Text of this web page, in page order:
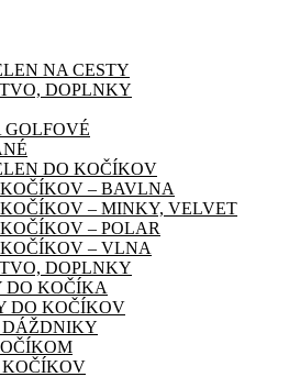
NA CESTY
DOPLNKY
GOLFOVÉ
DO KOČÍKOV
– BAVLNA
– MINKY, VELVET
– POLAR
– VLNA
DOPLNKY
KOČÍKA
DO KOČÍKOV
DÁŽDNIKY